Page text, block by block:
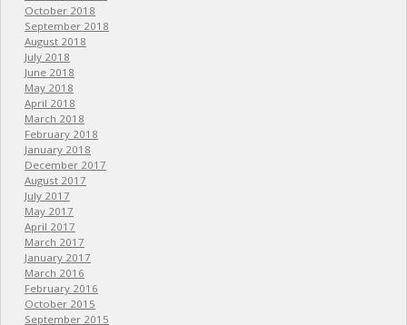
October 2018
September 2018
August 2018
July 2018
June 2018
May 2018
April 2018
March 2018
February 2018
January 2018
December 2017
August 2017
July 2017
May 2017
April 2017
March 2017
January 2017
March 2016
February 2016
October 2015
September 2015